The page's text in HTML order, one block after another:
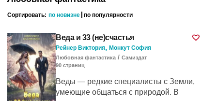
Сортировать: по новизне по популярности
Веда и 33 (не)счастья
Рейнер Виктория, Монкут София
Любовная фантастика / Самиздат
90 cтраниц
Веды — редкие специалисты с Земли,
умеющие общаться с природой. В